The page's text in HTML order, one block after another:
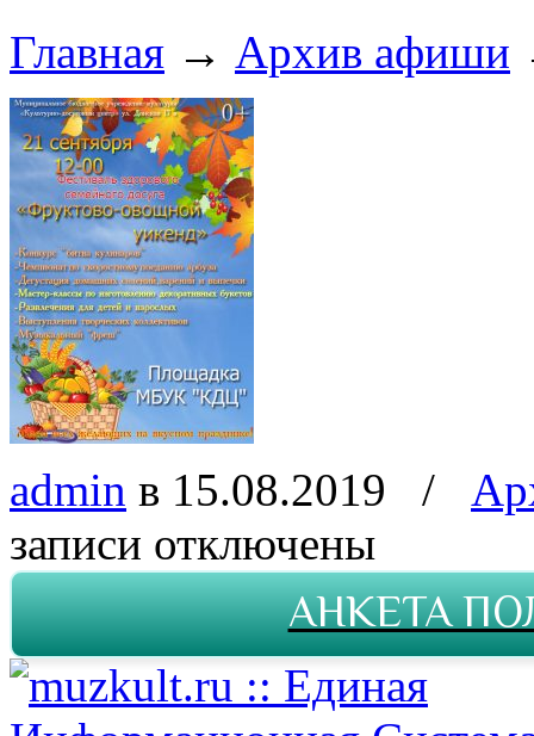
Главная → Архив афиши
admin в 15.08.2019 /
записи отключены
АНКЕТА